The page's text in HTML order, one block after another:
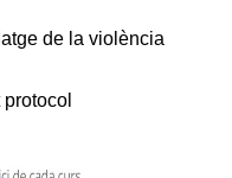
de la violència